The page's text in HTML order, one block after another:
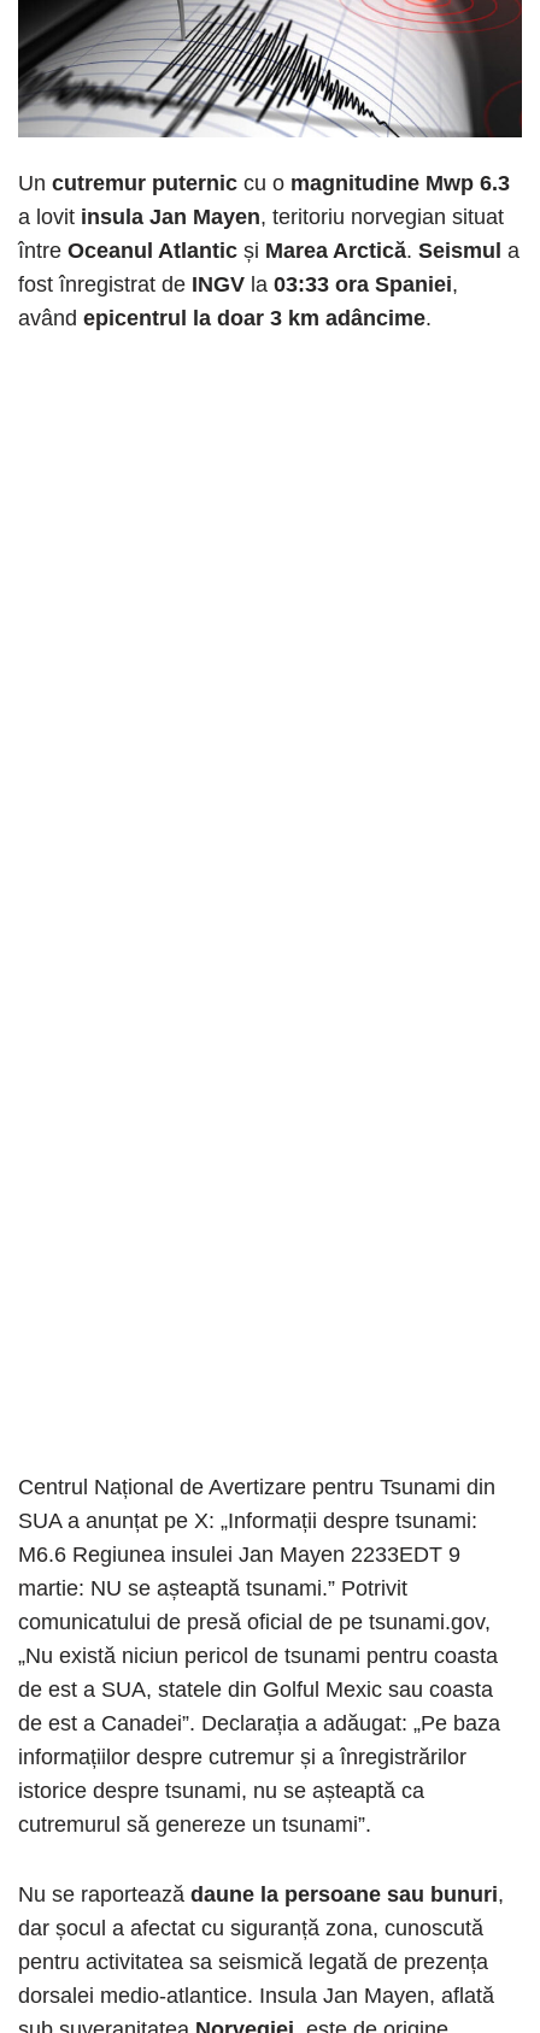
Un cutremur puternic cu o magnitudine Mwp 6.3
a lovit insula Jan Mayen, teritoriu norvegian situat
între Oceanul Atlantic și Marea Arctică. Seismul a
fost înregistrat de INGV la 03:33 ora Spaniei,
având epicentrul la doar 3 km adâncime.
Centrul Național de Avertizare pentru Tsunami din
SUA a anunțat pe X: „Informații despre tsunami:
M6.6 Regiunea insulei Jan Mayen 2233EDT 9
martie: NU se așteaptă tsunami.” Potrivit
comunicatului de presă oficial de pe tsunami.gov,
„Nu există niciun pericol de tsunami pentru coasta
de est a SUA, statele din Golful Mexic sau coasta
de est a Canadei”. Declarația a adăugat: „Pe baza
informațiilor despre cutremur și a înregistrărilor
istorice despre tsunami, nu se așteaptă ca
cutremurul să genereze un tsunami”.
Nu se raportează daune la persoane sau bunuri,
dar șocul a afectat cu siguranță zona, cunoscută
pentru activitatea sa seismică legată de prezența
dorsalei medio-atlantice. Insula Jan Mayen, aflată